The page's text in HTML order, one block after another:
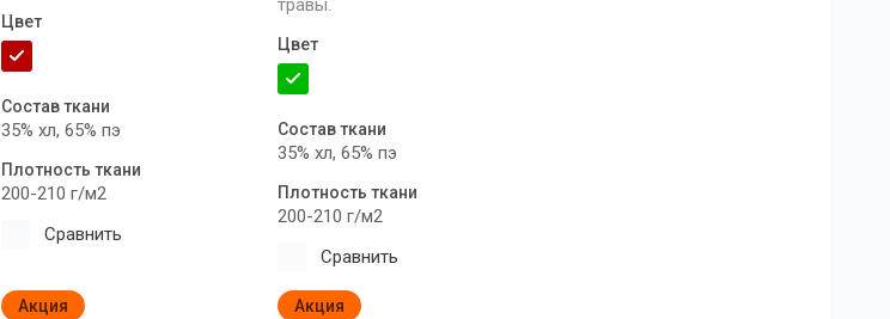
Цвет
Состав ткани
35% хл, 65% пэ
Плотность ткани
200-210 г/м2
Сравнить
Акция
травы.
Цвет
Состав ткани
35% хл, 65% пэ
Плотность ткани
200-210 г/м2
Сравнить
Акция